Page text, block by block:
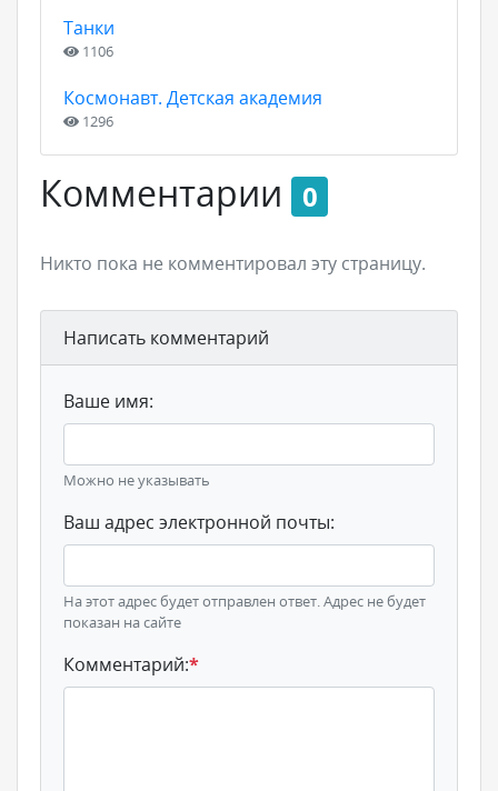
Танки
1106
Космонавт. Детская академия
1296
Комментарии 0
Никто пока не комментировал эту страницу.
Написать комментарий
Ваше имя:
Можно не указывать
Ваш адрес электронной почты:
На этот адрес будет отправлен ответ. Адрес не будет
показан на сайте
Комментарий:*